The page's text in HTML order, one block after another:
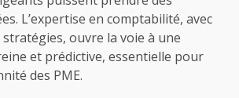
L’expertise en comptabilité, avec
ouvre la voie à une
et prédictive, essentielle pour
des PME.